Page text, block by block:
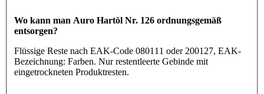
Wo kann man Auro Hartöl Nr. 126 ordnungsgemäß
entsorgen?
Flüssige Reste nach EAK-Code 080111 oder 200127, EAK-
Bezeichnung: Farben. Nur restentleerte Gebinde mit
eingetrockneten Produktresten.